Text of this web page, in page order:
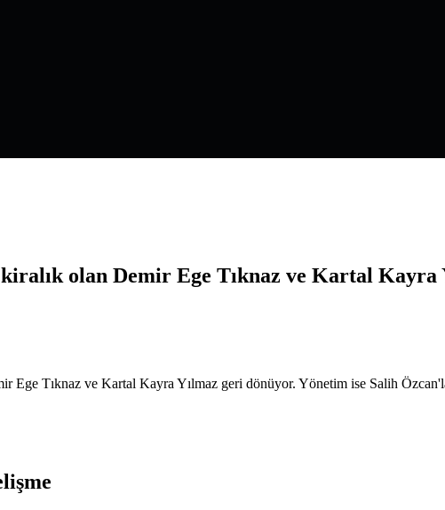
olan Demir Ege Tıknaz ve Kartal Kayra